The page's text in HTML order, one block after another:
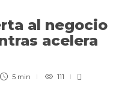
al negocio
acelera
5 min 111